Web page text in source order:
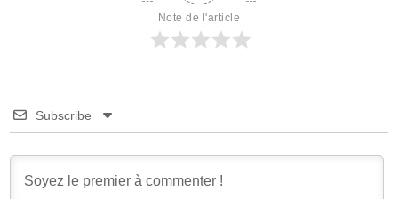
Note de l'article
Subscribe